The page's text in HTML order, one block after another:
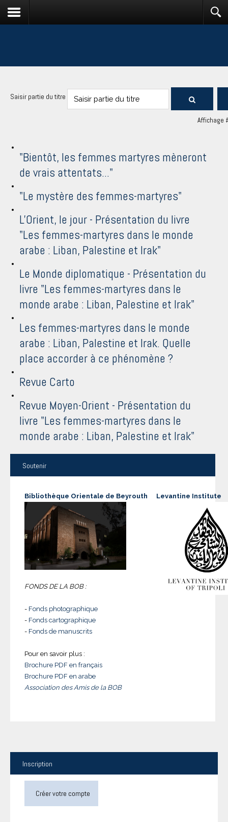
Saisir partie du titre
Affichage
"Bientôt, les femmes martyres mèneront
de vrais attentats..."
"Le mystère des femmes-martyres"
L'Orient, le jour - Présentation du livre
"Les femmes-martyres dans le monde
arabe : Liban, Palestine et Irak"
Le Monde diplomatique - Présentation du
livre "Les femmes-martyres dans le
monde arabe : Liban, Palestine et Irak"
Les femmes-martyres dans le monde
arabe : Liban, Palestine et Irak. Quelle
place accorder à ce phénomène ?
Revue Carto
Revue Moyen-Orient - Présentation du
livre "Les femmes-martyres dans le
monde arabe : Liban, Palestine et Irak"
Soutenir
Bibliothèque Orientale de Beyrouth
FONDS DE LA BOB :
- Fonds photographique
- Fonds cartographique
- Fonds de manuscrits
Pour en savoir plus :
Brochure PDF en français
Brochure PDF en arabe
Association des Amis de la BOB
Levantine Institute
Inscription
Créer votre compte